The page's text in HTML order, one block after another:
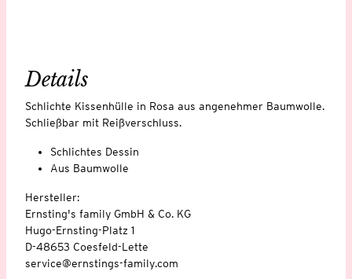
Details
Schlichte Kissenhülle in Rosa aus angenehmer Baumwolle.
Schließbar mit Reißverschluss.
Schlichtes Dessin
Aus Baumwolle
Hersteller:
Ernsting's family GmbH & Co. KG
Hugo-Ernsting-Platz 1
D-48653 Coesfeld-Lette
service@ernstings-family.com